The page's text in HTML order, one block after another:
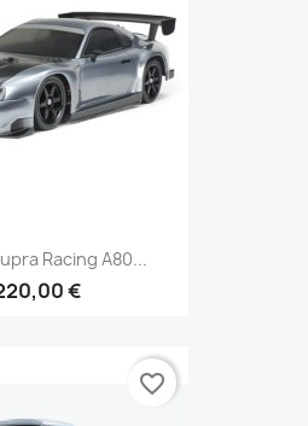
Racing A80...
€
favorite_border